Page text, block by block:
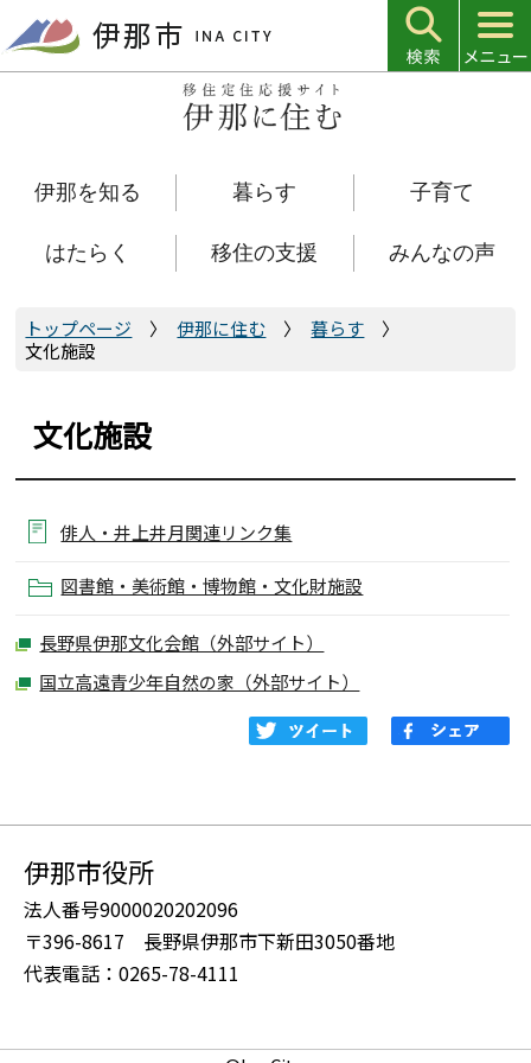
の
ペ
伊那を知る 暮らす 子育て
はたらく 移住の支援 みんなの声
トップページ 伊那に住む
暮らす
文化施設
文化施設
俳人・井上井月関連リンク集
図書館・美術館・博物館・文化財施設
長野県伊那文化会館（外部サイト）
国立高遠青少年自然の家（外部サイト）
伊那市役所
法人番号9000020202096
〒396-8617 長野県伊那市下新田3050番地
代表電話：0265-78-4111